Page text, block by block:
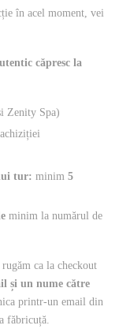
în acel moment, vei
căpresc la
Zenity Spa)
tur: minim 5
minim la numărul de
ca la checkout
și un nume către
printr-un email din
făbricuță.